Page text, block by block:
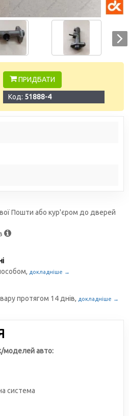
ПРИДБАТИ
Код: 51888-4
Пошти або кур'єром до дверей
докладніше →
протягом 14 днів, докладніше →
моделей авто:
система